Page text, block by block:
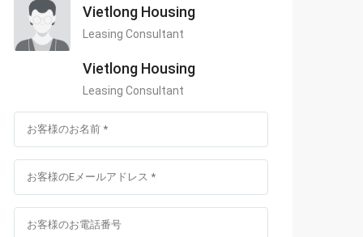
ィーアンコラ）Ancora
ー コンプレックス）
Vietlong Housing
Leasing Consultant
Vietlong Housing
Leasing Consultant